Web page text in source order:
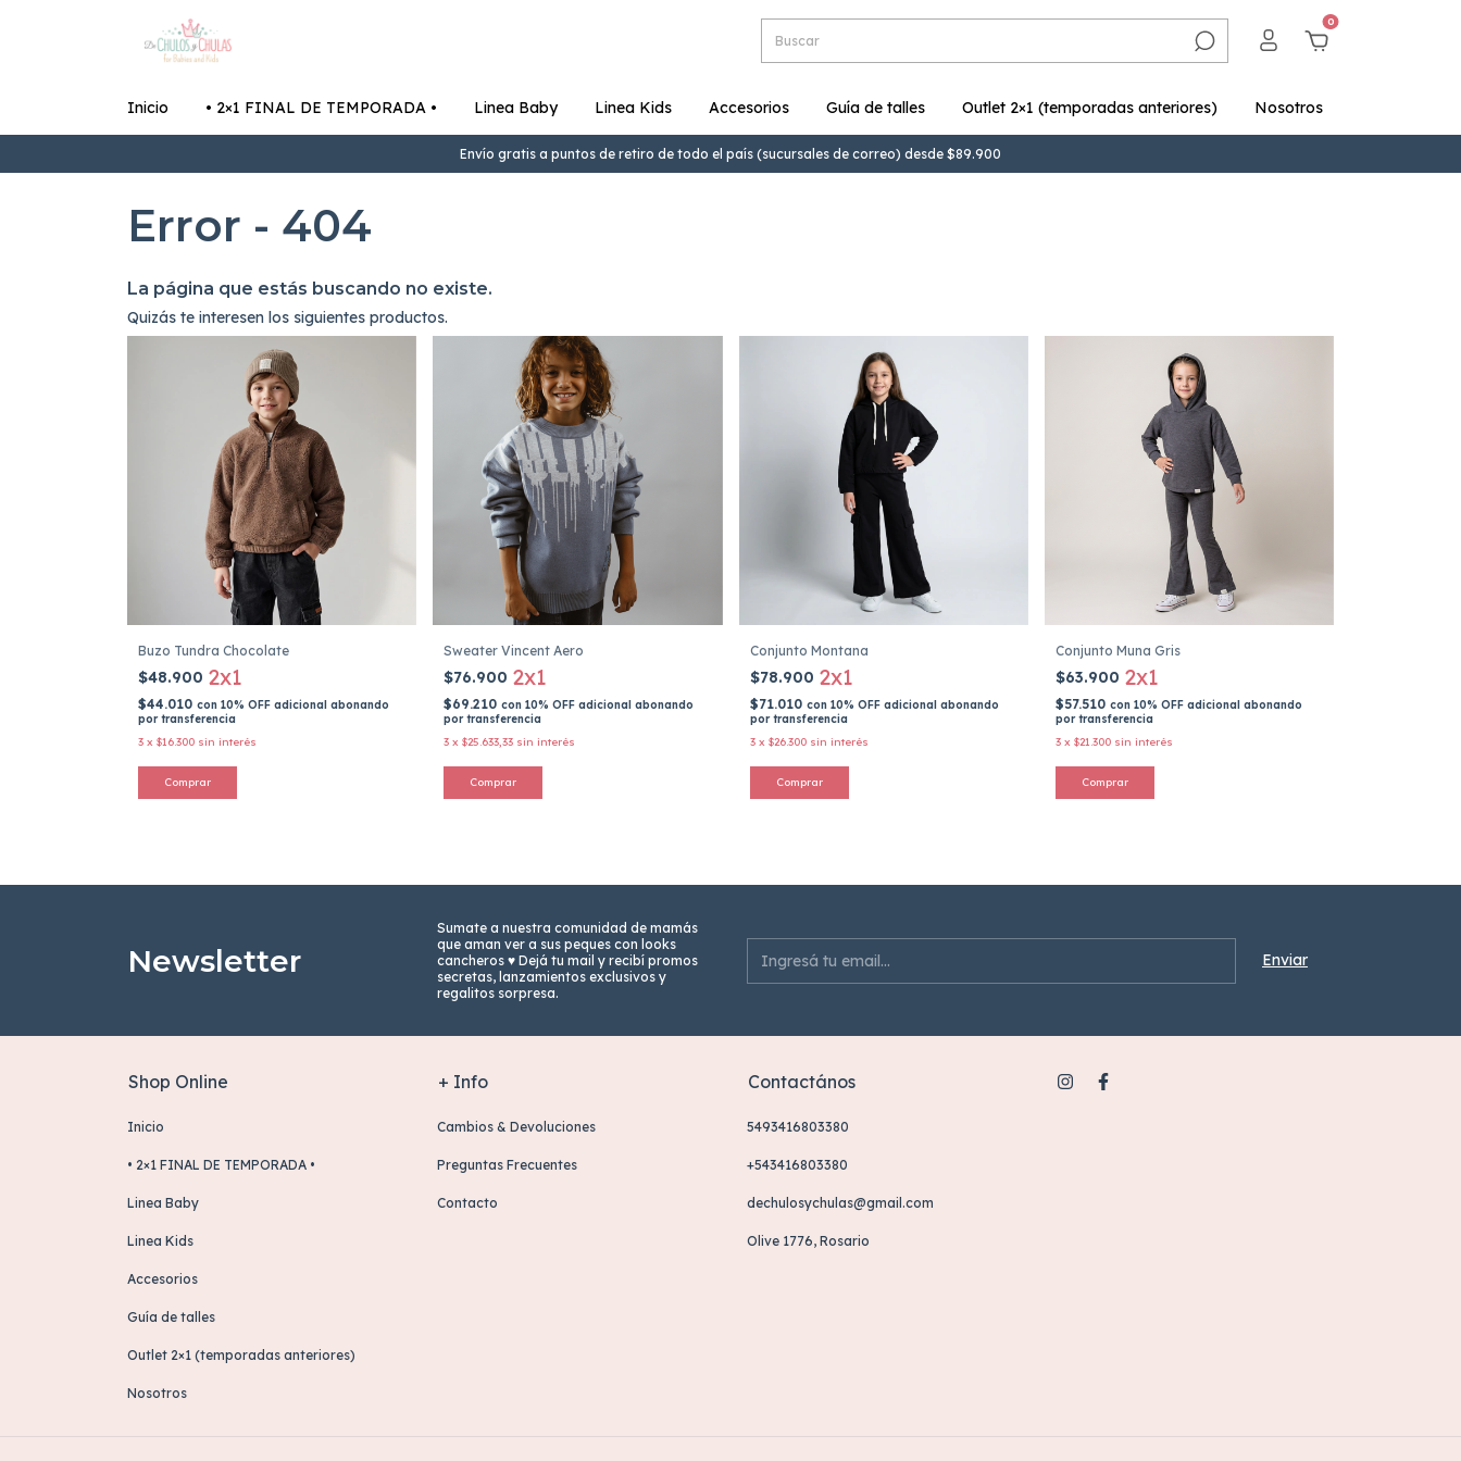
0
Inicio • 2×1 FINAL DE TEMPORADA • Linea Baby Linea Kids Accesorios Guía de talles Outlet 2×1 (temporadas anteriores) Nosotros
Envío gratis a puntos de retiro de todo el país (sucursales de correo) desde $89.900
Error - 404
La página que estás buscando no existe.
Quizás te interesen los siguientes productos.
Buzo Tundra Chocolate
$48.900 2x1
$44.010 con 10% OFF adicional abonando
por transferencia
3 x $16.300 sin interés
Comprar
Sweater Vincent Aero
$76.900 2x1
$69.210con 10% OFF adicional abonando
por transferencia
3 x$25.633,33 sin interés
Comprar
Conjunto Montana
$78.900 2x1
$71.010 con 10% OFF adicional abonando
por transferencia
3 x $26.300 sin interés
Comprar
Conjunto Muna Gris
$63.900 2x1
$57.510 con 10% OFF adicional abonando
por transferencia
3 x $21.300 sin interés
Comprar
Newsletter
Sumate a nuestra comunidad de mamás
que aman ver a sus peques con looks
cancheros ♥ Dejá tu mail y recibí promos
secretas, lanzamientos exclusivos y
regalitos sorpresa.
Shop Online
Inicio
• 2×1 FINAL DE TEMPORADA •
Linea Baby
Linea Kids
Accesorios
Guía de talles
Outlet 2×1 (temporadas anteriores)
Nosotros
+ Info
Cambios & Devoluciones
Preguntas Frecuentes
Contacto
Contactános
5493416803380
+543416803380
dechulosychulas@gmail.com
Olive 1776, Rosario